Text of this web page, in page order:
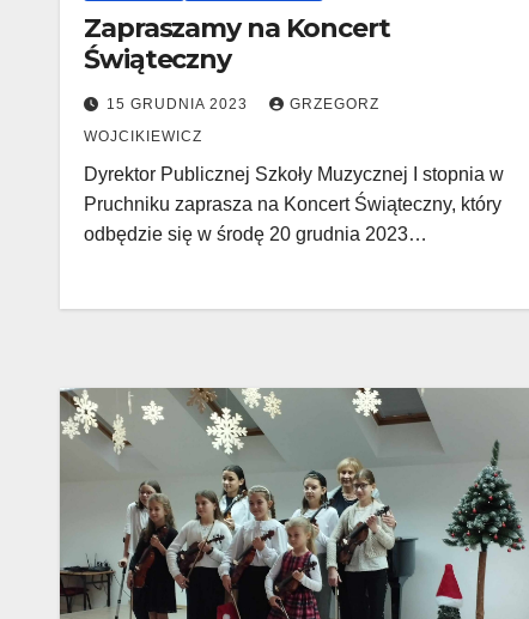
Zapraszamy na Koncert
Świąteczny
15 GRUDNIA 2023
GRZEGORZ
WOJCIKIEWICZ
Dyrektor Publicznej Szkoły Muzycznej I stopnia w
Pruchniku zaprasza na Koncert Świąteczny, który
odbędzie się w środę 20 grudnia 2023…